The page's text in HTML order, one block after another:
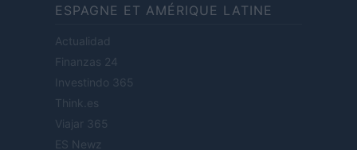
ESPAGNE ET AMÉRIQUE LATINE
Actualidad
Finanzas 24
Investindo 365
Think.es
Viajar 365
ES Newz